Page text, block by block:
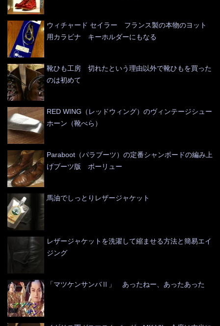
ウィチャード セイラー フランス製の本物のヨット
用カラビナ キーホルダーにもなる
靴ひも工房 切れたという理由以外で靴ひもを買った
のは初めて
RED WING（レッドウィング）のヴィンテージシュー
ホーン（靴べら）
Paraboot（パラブーツ）の定番シャンボードの編み上
げブーツ版 ボーリュー
馬油でしっとりレザージャケット
レザージャケットを洗濯して縮ませる方法と簡易エイ
ジング
「マツケンサンバⅡ」 あったねー、あったあった